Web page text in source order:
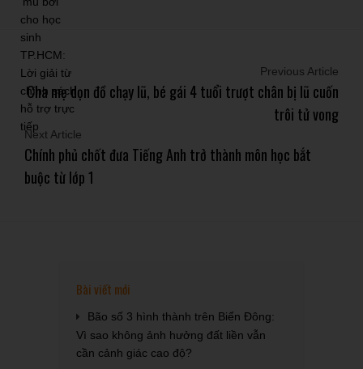
Previous Article
Cha mẹ dọn đồ chạy lũ, bé gái 4 tuổi trượt chân bị lũ cuốn
trôi tử vong
Next Article
Chính phủ chốt đưa Tiếng Anh trở thành môn học bắt
buộc từ lớp 1
Bài viết mới
Bão số 3 hình thành trên Biển Đông:
Vì sao không ảnh hưởng đất liền vẫn
cần cảnh giác cao độ?